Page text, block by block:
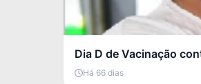
Dia D de Vacinação
Há 66 dias